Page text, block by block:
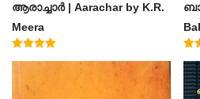
ആരാച്ചാര്‍ | Aarachar by K.R.
Meera